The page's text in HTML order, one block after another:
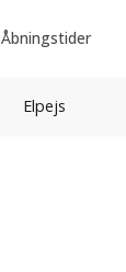
Åbningstider
Elpejs